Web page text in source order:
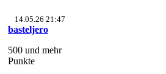
14.05.26 21:47
basteljero
500 und mehr
Punkte